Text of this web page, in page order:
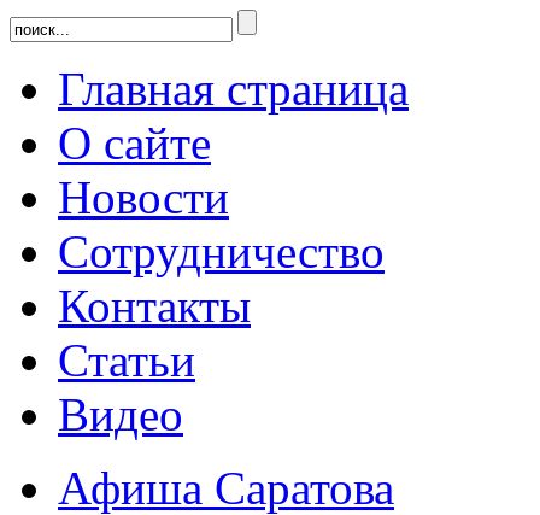
Главная страница
О сайте
Новости
Сотрудничество
Контакты
Статьи
Видео
Афиша Саратова